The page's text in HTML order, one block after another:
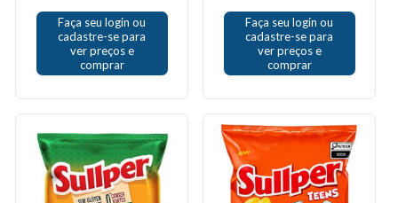
Faça seu login ou
cadastre-se para
ver preços e
comprar
Faça seu login ou
cadastre-se para
ver preços e
comprar